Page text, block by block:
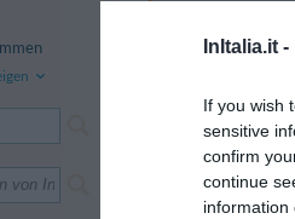
InItalia.it -
If you wish
sensitive
confirm
continue
information